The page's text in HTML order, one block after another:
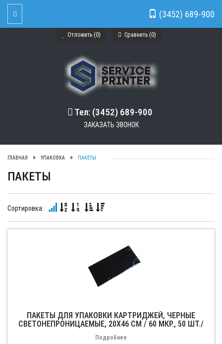
Отложить (0) Сравнить (0)
Тел: (3452) 689-900
ЗАКАЗАТЬ ЗВОНОК
(3452) 689-900
Toggle Navigation
ГЛАВНАЯ УПАКОВКА ПАКЕТЫ
ПАКЕТЫ
Сортировка:
ПАКЕТЫ ДЛЯ УПАКОВКИ КАРТРИДЖЕЙ, ЧЕРНЫЕ
СВЕТОНЕПРОНИЦАЕМЫЕ, 20X46 СМ / 60 МКР., 50 ШТ./
УП.
Подробнее